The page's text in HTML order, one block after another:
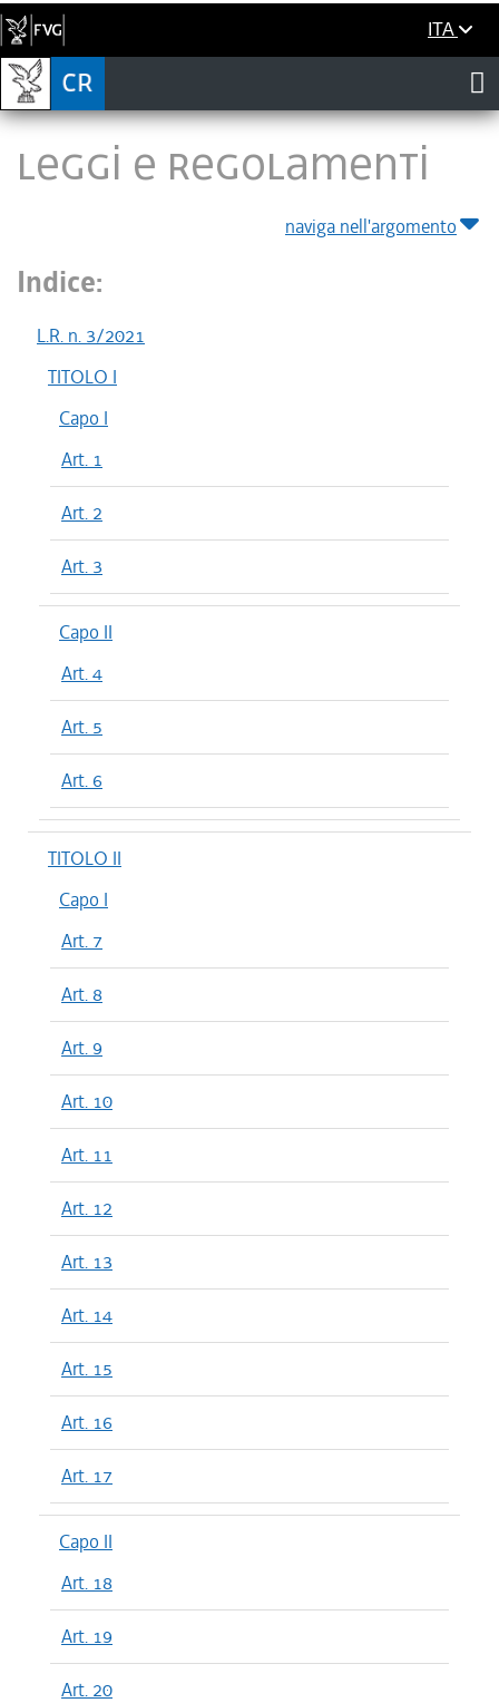
ITA
LEGGI E REGOLAMENTI
naviga nell'argomento
Indice:
L.R. n. 3/2021
TITOLO I
Capo I
Art. 1
Art. 2
Art. 3
Capo II
Art. 4
Art. 5
Art. 6
TITOLO II
Capo I
Art. 7
Art. 8
Art. 9
Art. 10
Art. 11
Art. 12
Art. 13
Art. 14
Art. 15
Art. 16
Art. 17
Capo II
Art. 18
Art. 19
Art. 20